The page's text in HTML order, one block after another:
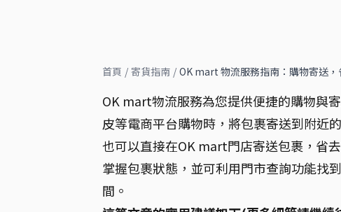
首頁 / 寄貨指南 / OK mart 物流服務指南：購物寄送，
OK mart物流服務為您提供便捷的購物與
皮等電商平台購物時，將包裹寄送到附近
也可以直接在OK mart門店寄送包裹，省
掌握包裹狀態，並可利用門市查詢功能找
間。